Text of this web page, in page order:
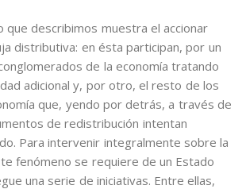
que describimos muestra el accionar
distributiva: en ésta participan, por un
de la economía tratando
adicional y, por otro, el resto de los
que, yendo por detrás, a través de
de redistribución intentan
Para intervenir integralmente sobre la
fenómeno se requiere de un Estado
una serie de iniciativas. Entre ellas,